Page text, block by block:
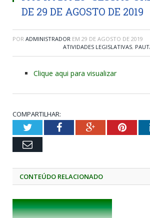
DE 29 DE AGOSTO DE 2019
POR ADMINISTRADOR EM 29 DE AGOSTO DE 2019
ATIVIDADES LEGISLATIVAS,
Clique aqui para visualizar
COMPARTILHAR:
TwitterFacebookGoogle+
Email
CONTEÚDO RELACIONADO